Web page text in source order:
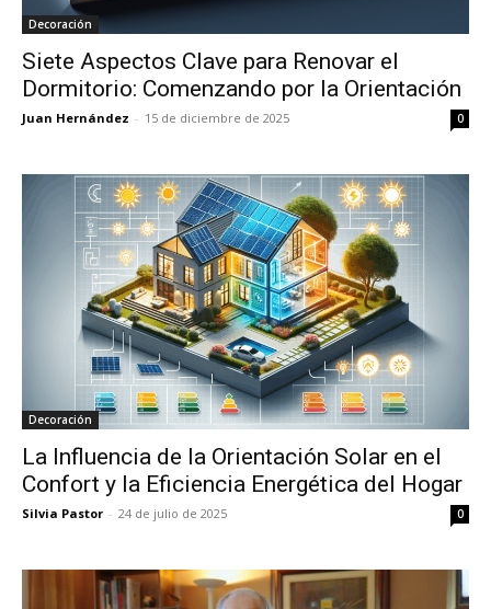
Decoración
Siete Aspectos Clave para Renovar el
Dormitorio: Comenzando por la Orientación
Juan Hernández - 15 de diciembre de 2025 0
Decoración
La Influencia de la Orientación Solar en el
Confort y la Eficiencia Energética del Hogar
Silvia Pastor - 24 de julio de 2025 0